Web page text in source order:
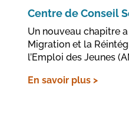
Centre de Conseil
Un nouveau chapitre
Migration et la
l’Emploi des Jeunes
En savoir plus >